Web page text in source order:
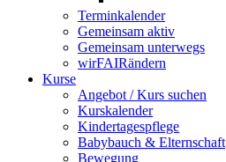
Terminkalender
Gemeinsam aktiv
Gemeinsam unterwegs
wirFAIRändern
Kurse
Angebot / Kurs suchen
Kurskalender
Kindertagespflege
Babybauch & Elternschaft
Bewegung